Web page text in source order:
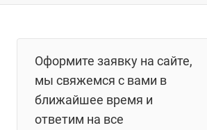
Оформите заявку на сайте,
мы свяжемся с вами в
ближайшее время и
ответим на все